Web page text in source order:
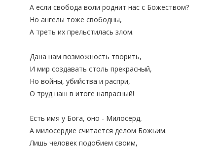
А если свобода воли роднит нас с Божеством?
Но ангелы тоже свободны,
А треть их прельстилась злом.
Дана нам возможность творить,
И мир создавать столь прекрасный,
Но войны, убийства и распри,
О труд наш в итоге напрасный!
Есть имя у Бога, оно - Милосерд,
А милосердие считается делом Божьим.
Лишь человек подобием своим,